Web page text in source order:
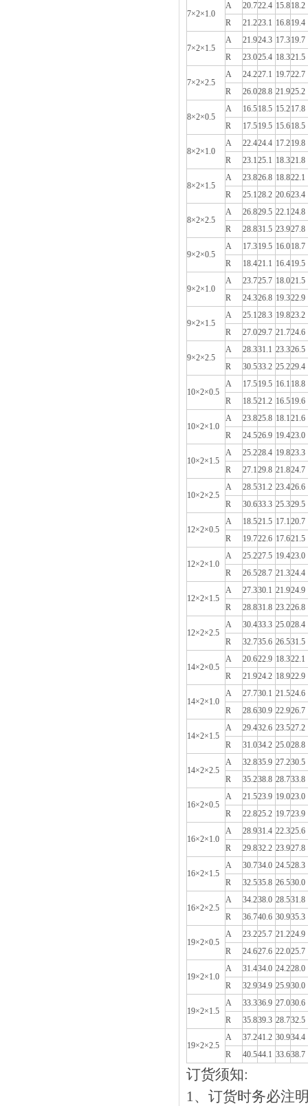
7×2×1.0
A 20.722.4 15.818.2
R
21.223.1 16.819.4
7×2×1.5
A 21.924.3 17.319.7
R
23.025.4 18.321.5
7×2×2.5
A 24.227.1 19.722.7
R
26.028.8 21.925.2
8×2×0.5
A 16.518.5 15.217.8
R
17.519.5 15.618.5
8×2×1.0
A 22.424.4 17.219.8
R
23.125.1 18.321.8
8×2×1.5
A 23.826.8 18.822.1
R
25.128.2 20.623.4
8×2×2.5
A 26.829.5 22.124.8
R
28.831.5 23.927.8
9×2×0.5
A 17.319.5 16.018.7
R
18.421.1 16.419.5
9×2×1.0
A 23.725.7 18.021.5
R
24.326.8 19.322.9
9×2×1.5
A 25.128.3 19.823.2
R
27.029.7 21.724.6
9×2×2.5
A 28.331.1 23.326.5
R
30.533.2 25.229.4
10×2×0.5
A 17.519.5 16.1 18.8
R
18.521.2 16.519.6
10×2×1.0
A 23.825.8 18.121.6
R
24.526.9 19.423.0
10×2×1.5
A 25.228.4 19.823.3
R
27.129.8 21.824.7
10×2×2.5
A 28.531.2 23.426.6
R
30.633.3 25.329.5
12×2×0.5
A 18.521.5 17.120.7
R
19.722.6 17.621.5
12×2×1.0
A 25.227.5 19.423.0
R
26.528.7 21.324.4
12×2×1.5
A 27.330.1 21.924.9
R
28.831.8 23.226.8
12×2×2.5
A 30.433.3 25.028.4
R
32.735.6 26.531.5
14×2×0.5
A 20.622.9 18.322.1
R
21.924.2 18.922.9
14×2×1.0
A 27.730.1 21.524.6
R
28.630.9 22.926.7
14×2×1.5
A 29.432.6 23.527.2
R
31.034.2 25.028.8
14×2×2.5
A 32.835.9 27.230.5
R
35.238.8 28.733.8
16×2×0.5
A 21.523.9 19.023.0
R
22.825.2 19.723.9
16×2×1.0
A 28.931.4 22.325.6
R
29.832.2 23.927.8
16×2×1.5
A 30.734.0 24.528.3
R
32.535.8 26.530.0
16×2×2.5
A 34.238.0 28.531.8
R
36.740.6 30.935.3
19×2×0.5
A 23.225.7 21.224.9
R
24.627.6 22.025.7
19×2×1.0
A 31.434.0 24.228.0
R
32.934.9 25.930.0
19×2×1.5
A 33.336.9 27.030.6
R
35.839.3 28.732.5
19×2×2.5
A 37.241.2 30.934.4
R
40.544.1 33.638.7
订货须知:
1、订货时务必注